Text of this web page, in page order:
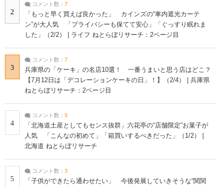
2
コメント数： 7
「もっと早く買えば良かった」 カインズの“車内遮光カーテ
ン”が大人気 「プライバシーも保てて安心」「ぐっすり眠れま
した」（2/2） | ライフ ねとらぼリサーチ：2ページ目
3
コメント数： 7
兵庫県の「ケーキ」の名店10選！ 一番うまいと思う店はどこ？
【7月12日は「デコレーションケーキの日」！】（2/4） | 兵庫県
ねとらぼリサーチ：2ページ目
4
コメント数： 5
「北海道土産としてもセンス抜群」六花亭の“店舗限定”お菓子が
人気 「こんなの初めて」「箱買いするべきだった」（1/2） |
北海道 ねとらぼリサーチ
5
コメント数： 3
「子供ができたら通わせたい」 今後発展していきそうな“関関